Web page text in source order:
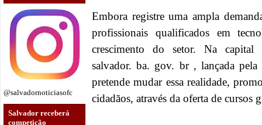
@salvadornoticiasofc
Salvador receberá
competição
Embora registre uma ampla
profissionais qualificados em
crescimento do setor. Na capital
salvador. ba. gov. br , lançada
pretende mudar essa realidade,
cidadãos, através da oferta de cursos